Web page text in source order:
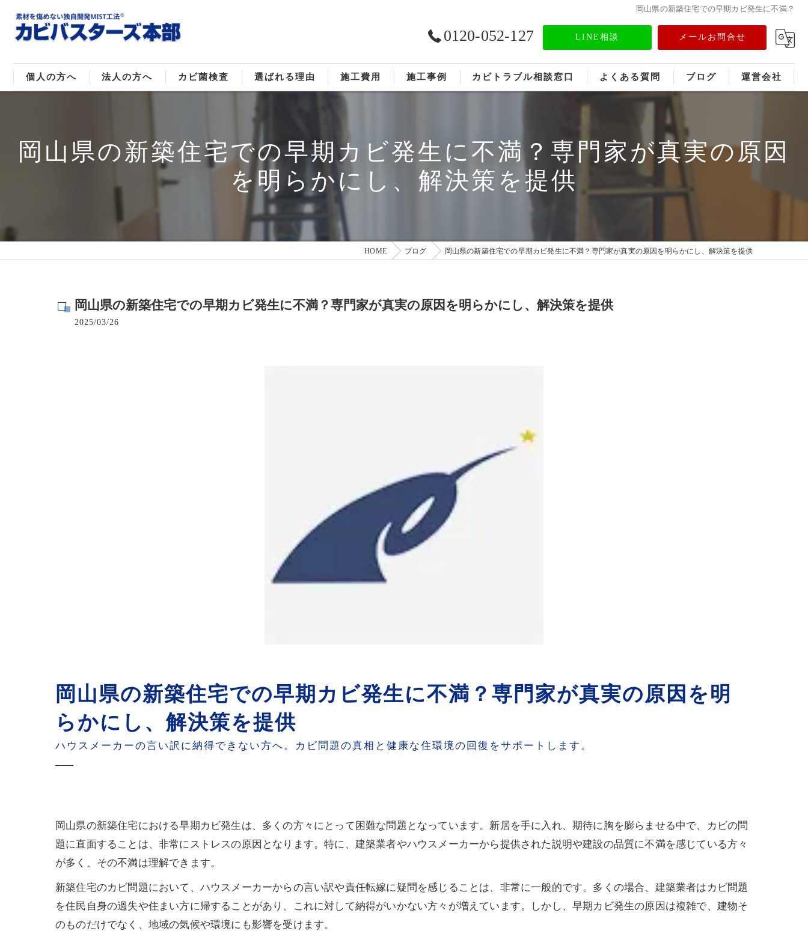
岡山県の新築住宅での早期カビ発生に不満？
0120-052-127 LINE相談 メールお問合せ
個人の方へ
マンションのカビ取り
法人の方へ
倉庫･工場のカビ取り
病院･クリニックのカビ取り
カビ菌検査 選ばれる理由
MIST工法®
ご依頼の流れ
施工費用 施工事例 カビトラブル相談窓口 よくある質問 ブログ 運営会社
メディア情報
岡山県の新築住宅での早期カビ発生に不満？専門家が真実の原因
を明らかにし、解決策を提供
HOME ブログ 岡山県の新築住宅での早期カビ発生に不満？専門家が真実の原因を明らかにし、解決策を提供
岡山県の新築住宅での早期カビ発生に不満？専門家が真実の原因を明らかにし、解決策を提供
2025/03/26
岡山県の新築住宅での早期カビ発生に不満？専門家が真実の原因を明
らかにし、解決策を提供
ハウスメーカーの言い訳に納得できない方へ。カビ問題の真相と健康な住環境の回復をサポートします。
岡山県の新築住宅における早期カビ発生は、多くの方々にとって困難な問題となっています。新居を手に入れ、期待に胸を膨らませる中で、カビの問
題に直面することは、非常にストレスの原因となります。特に、建築業者やハウスメーカーから提供された説明や建設の品質に不満を感じている方々
が多く、その不満は理解できます。
新築住宅のカビ問題において、ハウスメーカーからの言い訳や責任転嫁に疑問を感じることは、非常に一般的です。多くの場合、建築業者はカビ問題
を住民自身の過失や住まい方に帰することがあり、これに対して納得がいかない方々が増えています。しかし、早期カビ発生の原因は複雑で、建物そ
のものだけでなく、地域の気候や環境にも影響を受けます。